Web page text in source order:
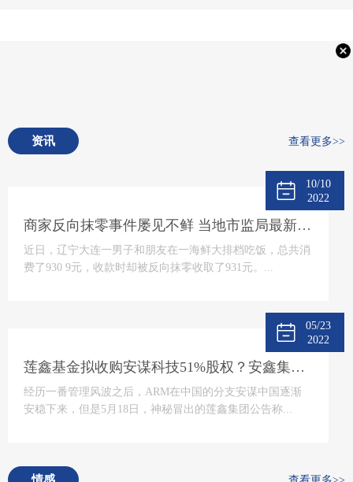
资讯 查看更多>>
10/10
2022
商家反向抹零事件屡见不鲜 当地市监局最新回应将“零容忍”态度打击
近日，辽宁大连一男子和朋友在一海鲜大排档吃饭，总共消
费了930 9元，收款时却被反向抹零收取了931元。...
05/23
2022
莲鑫基金拟收购安谋科技51%股权？安鑫集团回应
经历一番管理风波之后，ARM在中国的分支安谋中国逐渐
安稳下来，但是5月18日，神秘冒出的莲鑫集团公告称...